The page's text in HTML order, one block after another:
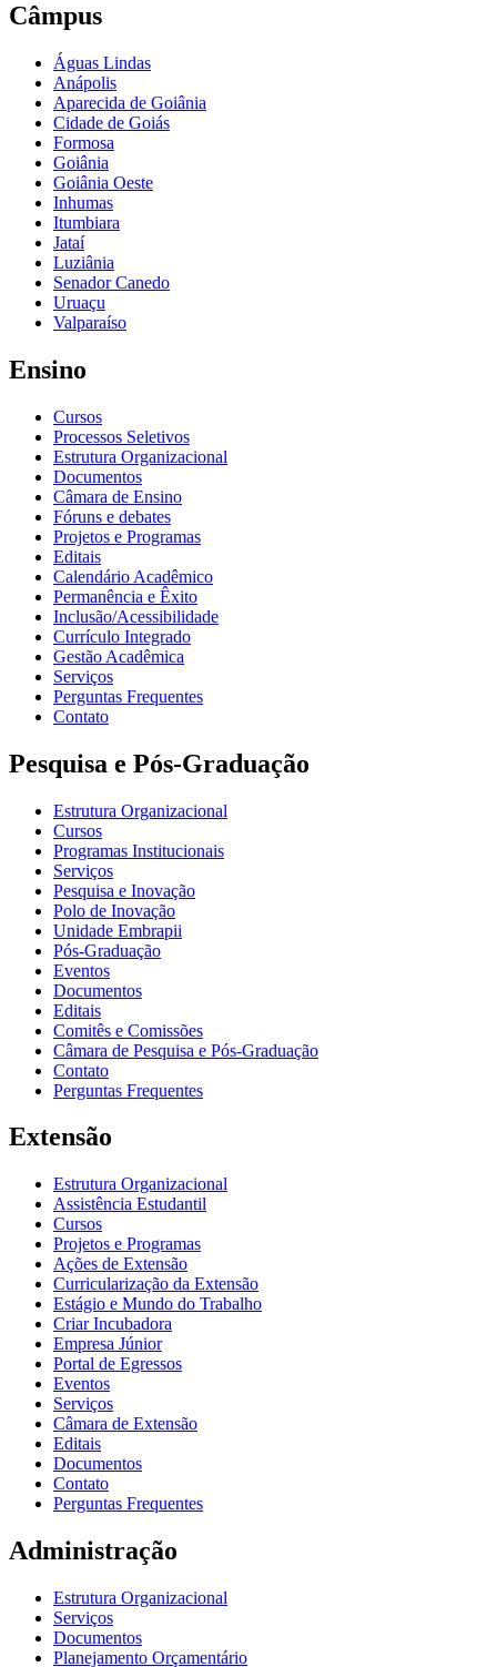
Câmpus
Águas Lindas
Anápolis
Aparecida de Goiânia
Cidade de Goiás
Formosa
Goiânia
Goiânia Oeste
Inhumas
Itumbiara
Jataí
Luziânia
Senador Canedo
Uruaçu
Valparaíso
Ensino
Cursos
Processos Seletivos
Estrutura Organizacional
Documentos
Câmara de Ensino
Fóruns e debates
Projetos e Programas
Editais
Calendário Acadêmico
Permanência e Êxito
Inclusão/Acessibilidade
Currículo Integrado
Gestão Acadêmica
Serviços
Perguntas Frequentes
Contato
Pesquisa e Pós-Graduação
Estrutura Organizacional
Cursos
Programas Institucionais
Serviços
Pesquisa e Inovação
Polo de Inovação
Unidade Embrapii
Pós-Graduação
Eventos
Documentos
Editais
Comitês e Comissões
Câmara de Pesquisa e Pós-Graduação
Contato
Perguntas Frequentes
Extensão
Estrutura Organizacional
Assistência Estudantil
Cursos
Projetos e Programas
Ações de Extensão
Curricularização da Extensão
Estágio e Mundo do Trabalho
Criar Incubadora
Empresa Júnior
Portal de Egressos
Eventos
Serviços
Câmara de Extensão
Editais
Documentos
Contato
Perguntas Frequentes
Administração
Estrutura Organizacional
Serviços
Documentos
Planejamento Orçamentário